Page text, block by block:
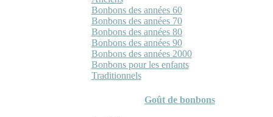
Bonbons des années 60
Bonbons des années 70
Bonbons des années 80
Bonbons des années 90
Bonbons des années 2000
Bonbons pour les enfants
Traditionnels
Goût de bonbons